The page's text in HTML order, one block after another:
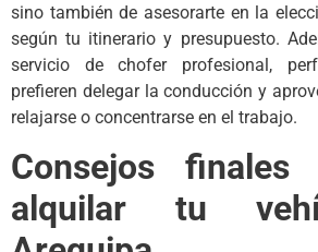
sino también de asesorarte en la
según tu itinerario y presupuesto.
servicio de chofer profesional,
prefieren delegar la conducción y
relajarse o concentrarse en el trabajo.
Consejos
alquilar tu